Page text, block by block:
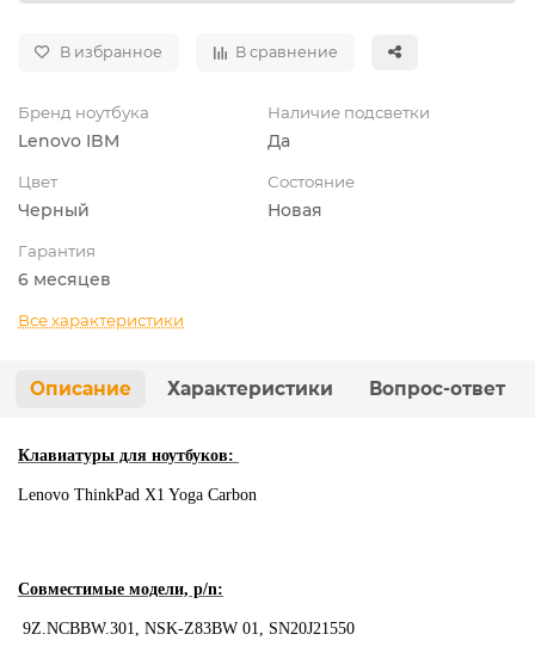
В избранное В сравнение
Бренд ноутбука
Lenovo IBM
Наличие подсветки
Да
Цвет
Черный
Состояние
Новая
Гарантия
6 месяцев
Все характеристики
Описание Характеристики Вопрос-ответ
Клавиатуры для ноутбуков:
Lenovo ThinkPad X1 Yoga Carbon
Совместимые модели, p/n:
9Z.NCBBW.301, NSK-Z83BW 01, SN20J21550